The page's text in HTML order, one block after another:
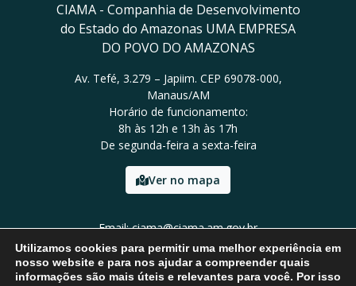
CIAMA - Companhia de Desenvolvimento
do Estado do Amazonas UMA EMPRESA
DO POVO DO AMAZONAS
Av. Tefé, 3.279 – Japiim. CEP 69078-000,
Manaus/AM
Horário de funcionamento:
8h às 12h e 13h às 17h
De segunda-feira a sexta-feira
Ver no mapa
Email: ciama@ciama.am.gov.br
Tel: (92) 2123 9999
Utilizamos cookies para permitir uma melhor experiência em
nosso website e para nos ajudar a compreender quais
informações são mais úteis e relevantes para você. Por isso